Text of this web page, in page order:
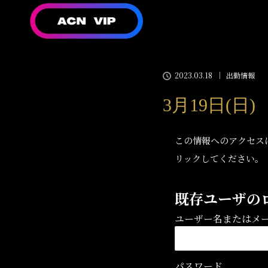
2023.03.18 出勤情報
3月19日(日
この情報へのアクセ
リックしてください。
既存ユーザの
ユーザー名またはメ